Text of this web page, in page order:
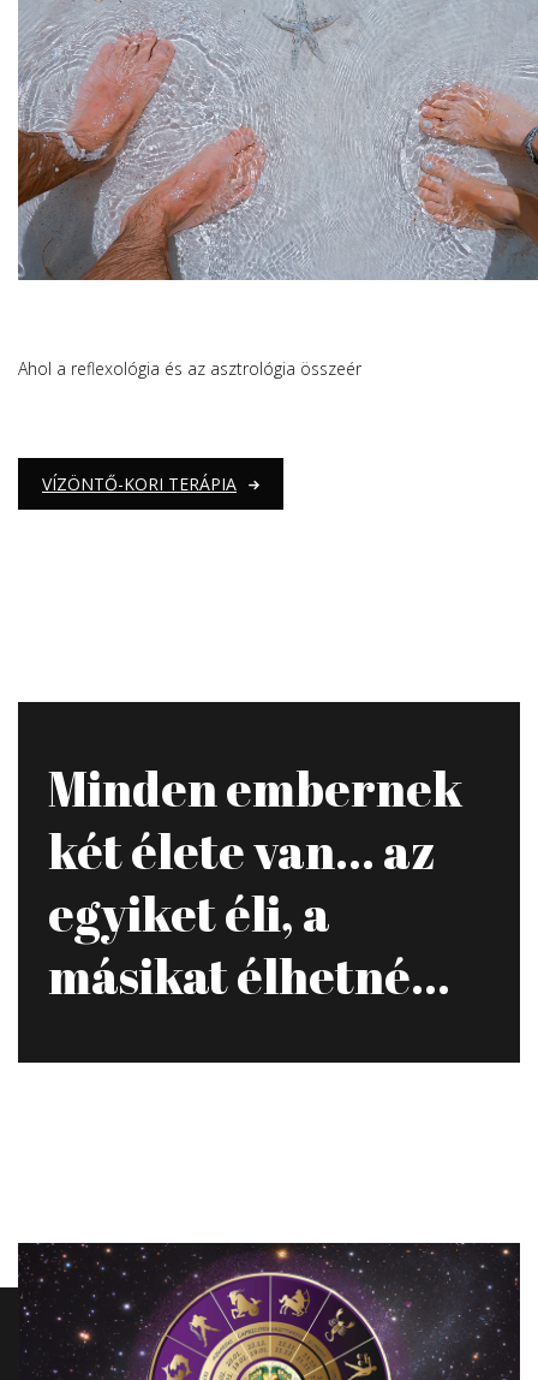
Ahol a reflexológia és az asztrológia összeér
VÍZÖNTŐ-KORI TERÁPIA
Minden embernek
két élete van... az
egyiket éli, a
másikat élhetné...